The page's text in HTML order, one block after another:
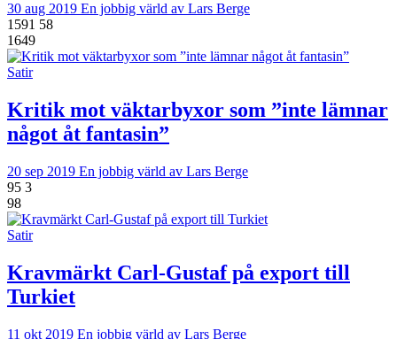
30 aug 2019 En jobbig värld av Lars Berge
1591 58
1649
Satir
Kritik mot väktarbyxor som ”inte lämnar
något åt fantasin”
20 sep 2019 En jobbig värld av Lars Berge
95 3
98
Satir
Kravmärkt Carl-Gustaf på export till
Turkiet
11 okt 2019 En jobbig värld av Lars Berge